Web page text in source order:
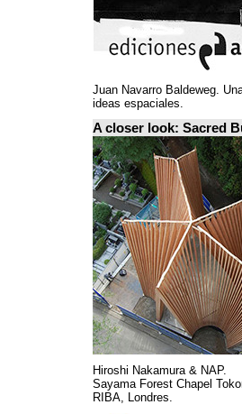
Juan Navarro Baldeweg.
ideas espaciales.
A closer look: Sacred
Hiroshi Nakamura & NAP.
Sayama Forest Chapel
RIBA, Londres.